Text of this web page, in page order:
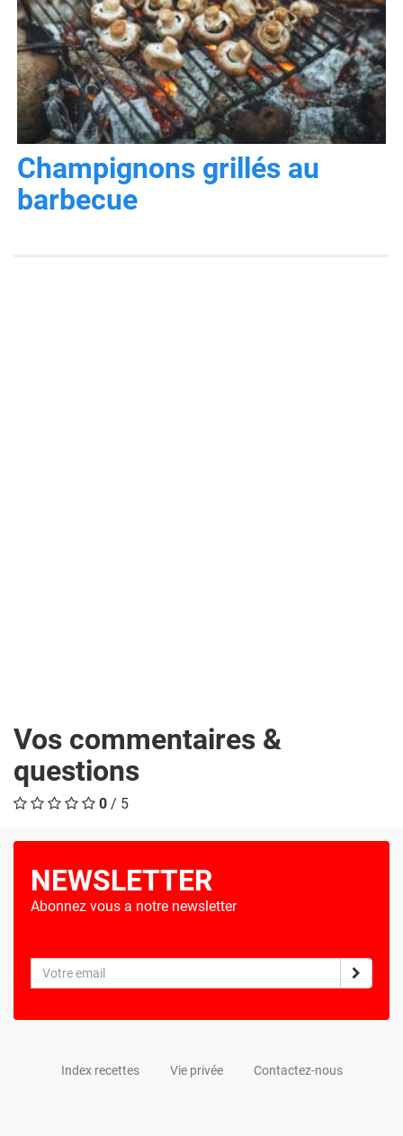
Champignons grillés au
barbecue
Vos commentaires &
questions
0 / 5
NEWSLETTER
Abonnez vous a notre newsletter
Index recettes Vie privée Contactez-nous